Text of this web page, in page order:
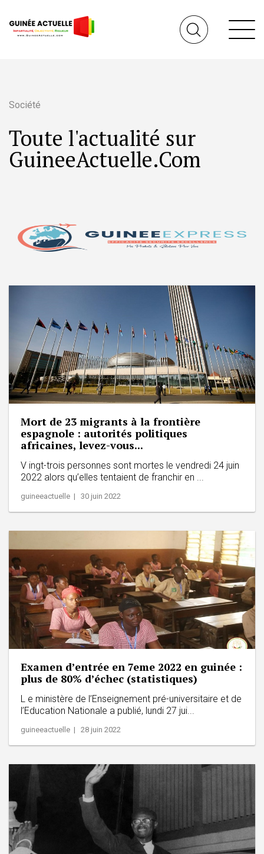
Société
Toute l'actualité sur
GuineeActuelle.Com
Mort de 23 migrants à la frontière
espagnole : autorités politiques
africaines, levez-vous...
V ingt-trois personnes sont mortes le vendredi 24 juin
2022 alors qu’elles tentaient de franchir en ...
guineeactuelle | 30 juin 2022
Examen d’entrée en 7eme 2022 en guinée :
plus de 80% d’échec (statistiques)
L e ministère de l’Enseignement pré-universitaire et de
l’Education Nationale a publié, lundi 27 jui...
guineeactuelle | 28 juin 2022